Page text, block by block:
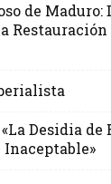
de Maduro:
Desidia de